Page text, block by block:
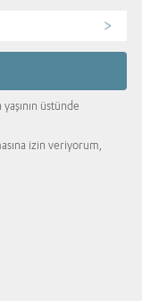
üstünde
izin veriyorum,